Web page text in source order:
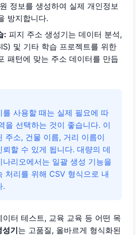
정보를 생성하여 실제 개인정보
방지합니다.
: 피지 주소 생성기는 데이터 분석,
및 기타 학습 프로젝트를 위한
패턴에 맞는 주소 데이터를 만듭
를 사용할 때는 실제 필요에 따
을 선택하는 것이 좋습니다. 이
주소, 건물 이름, 거리 이름이
뢰할 수 있게 됩니다. 대량의 데
나리오에서는 일괄 생성 기능을
처리를 위해 CSV 형식으로 내
.
이터 테스트, 교육 교육 등 어떤 목
기는 고품질, 올바르게 형식화된